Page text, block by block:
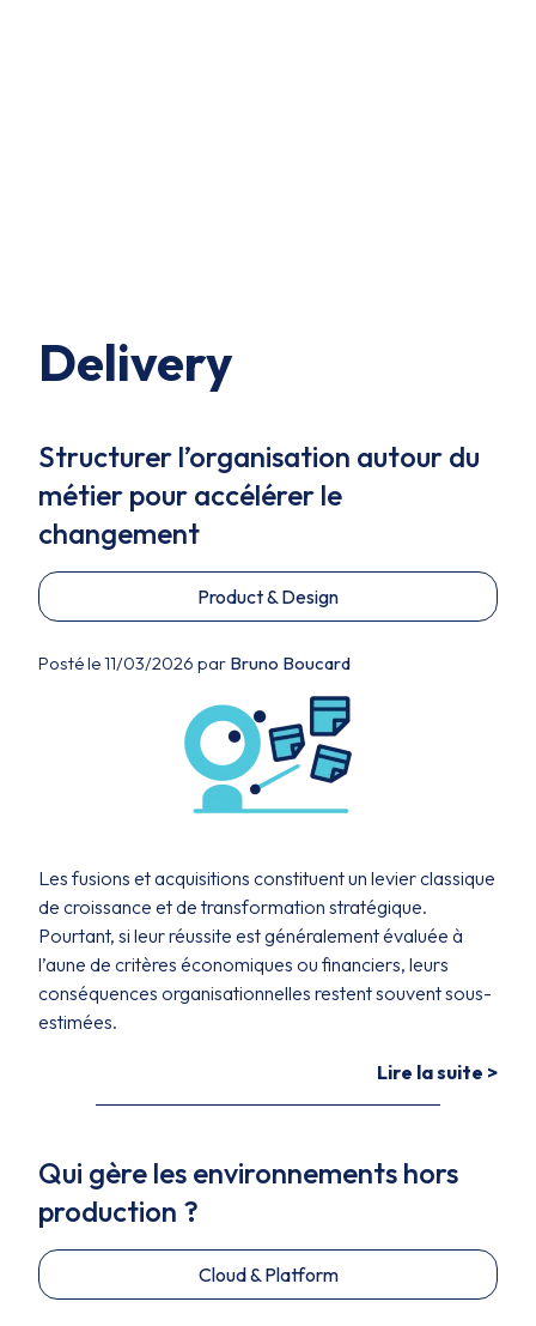
Delivery
Structurer l’organisation autour du
métier pour accélérer le
changement
Product & Design
Posté le 11/03/2026 par Bruno Boucard
Les fusions et acquisitions constituent un levier classique
de croissance et de transformation stratégique.
Pourtant, si leur réussite est généralement évaluée à
l’aune de critères économiques ou financiers, leurs
conséquences organisationnelles restent souvent sous-
estimées.
Lire la suite >
Qui gère les environnements hors
production ?
Cloud & Platform